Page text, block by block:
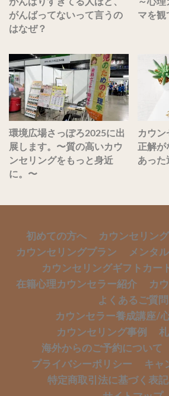
がんばってないって言うの
はなぜ？
マを観
環境広場さっぽろ2025に出
展します。〜質の高いカウ
ンセリングをもっと身近
に。〜
カウ
正解が
あった
初めての方へ
カウンセリン
カウンセリングプラン
メンタ
カウンセリングギフトカー
在籍心理カウンセラー紹介
カ
よくあるご質問
カウンセラー養成講座/
カウンセリング事例
海外からのご予約について
プライバシーポリシー
キャ
特定商取引法に基づく表